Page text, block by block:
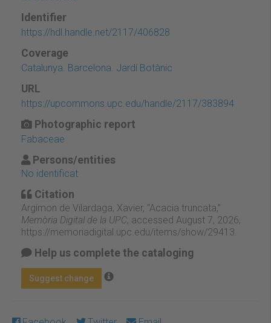
Identifier
https://hdl.handle.net/2117/406828
Coverage
Catalunya. Barcelona. Jardí Botànic
URL
https://upcommons.upc.edu/handle/2117/383894
Photographic report
Fabaceae
Persons/entities
No identificat
Citation
Argimon de Vilardaga, Xavier, “Acacia truncata,”
Memòria Digital de la UPC, accessed August 7, 2026,
https://memoriadigital.upc.edu/items/show/29413
Help us complete the cataloging
Suggest change